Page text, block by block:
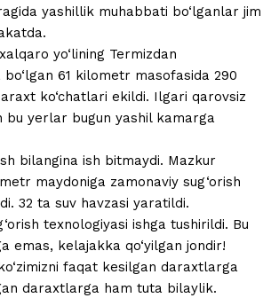
yashillik muhabbati bo‘lganlar jim
yo‘lining Termizdan
61 kilometr masofasida 290
ko‘chatlari ekildi. Ilgari qarovsiz
bu yerlar bugun yashil kamarga
bilangina ish bitmaydi. Mazkur
maydoniga zamonaviy sug‘orish
32 ta suv havzasi yaratildi.
texnologiyasi ishga tushirildi. Bu
emas, kelajakka qo‘yilgan jondir!
faqat kesilgan daraxtlarga
daraxtlarga ham tuta bilaylik.